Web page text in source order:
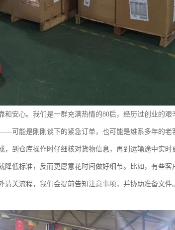
和安心。我们是一群充满热情的80后，经历过创业的
可能是刚刚谈下的紧急订单，也可能是维系多年的老
，到仓库操作时仔细核对货物信息，再到运输途中实
降低标准，反而更愿意花时间做好细节。比如，有些
清关流程，我们会提前告知注意事项，并协助准备文